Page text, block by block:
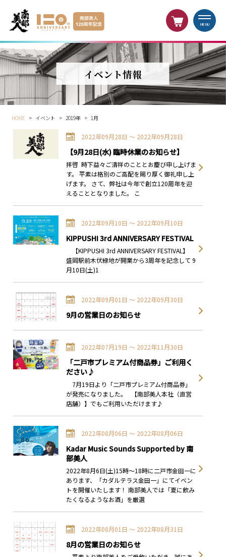
MENU
イベント情報
HOME > イベント > 2019年 > 1月
2022年09月28日 〜 2022年09月28日
【9月28日(水) 臨時休業のお知らせ】
拝啓 時下益々ご清祥のこととお慶び申し上げま
す。 平素は格別のご高配を賜り厚く御礼申し上
げます。 さて、弊社は今年で創立120周年を迎
えることとなりました。 こ
2022年09月10日 〜 2022年09月10日
KIPPUSHI 3rd ANNIVERSARY FESTIVAL
【KIPPUSHI 3rd ANNIVERSARY FESTIVAL】
盛岡駅前木伏緑地が開業から3周年を記念して 9
月10日(土)1
2022年09月01日 〜 2022年09月30日
9月の営業日のお知らせ
2022年07月19日 〜 2022年11月30日
「二戸市プレミアム付商品券」ご利用く
ださい♪
7月19日より「二戸市プレミアム付商品券」
が発売になりました。 【南部美人本社（直営
店舗）】でもご利用いただけます♪
2022年08月06日 〜 2022年08月06日
Kadar Music Sounds Supported by 南
部美人
2022年8月6日(土)15時～18時に二戸市金田一に
あります、「カダルテラス金田一」にてイベン
トを開催いたします！ 南部美人では「夏に飲み
たくなるようなお酒」を厳選
2022年08月01日 〜 2022年08月31日
8月の営業日のお知らせ